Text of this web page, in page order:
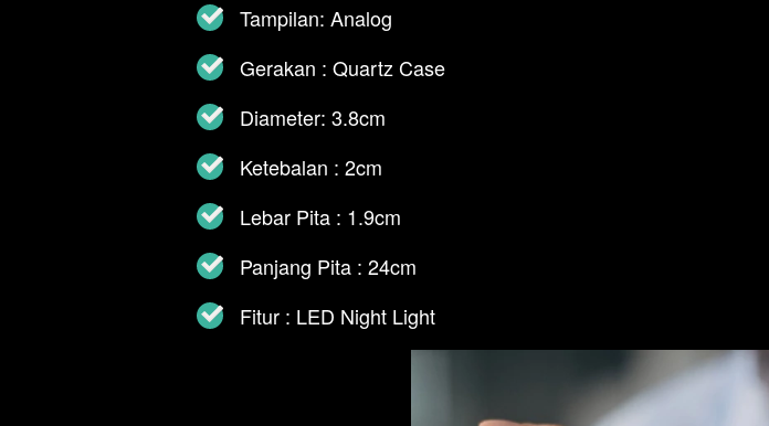
Tampilan: Analog
Gerakan : Quartz Case
Diameter: 3.8cm
Ketebalan : 2cm
Lebar Pita : 1.9cm
Panjang Pita : 24cm
Fitur : LED Night Light